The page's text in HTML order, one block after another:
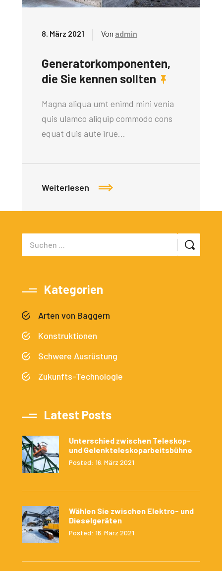
8. März 2021 Von admin
Generatorkomponenten,
die Sie kennen sollten
Magna aliqua umt enimd mini venia
quis ulamco aliquip commodo cons
equat duis aute irue…
Weiterlesen
Kategorien
Arten von Baggern
Konstruktionen
Schwere Ausrüstung
Zukunfts-Technologie
Latest Posts
Unterschied zwischen Teleskop-
und Gelenkteleskoparbeitsbühne
Posted: 16. März 2021
Wählen Sie zwischen Elektro- und
Dieselgeräten
Posted: 16. März 2021